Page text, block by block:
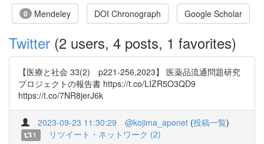
0 Mendeley DOI Chronograph Google Scholar
Twitter (2 users, 4 posts, 1 favorites)
【医療と社会 33(2) p221-256,2023】 医薬品流通問題研究
プロジェクトの報告書 https://t.co/LIZR5O3QD9
https://t.co/7NR8jerJ6k
2023-09-23 11:30:29 @kojima_aponet (投稿一覧)
1 リツイート・ネットワーク (2)